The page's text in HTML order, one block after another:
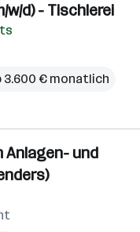
d) - Tischlerei
3.600 € monatlich
und